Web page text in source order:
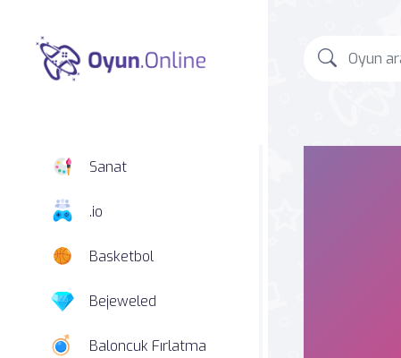
Sanat
.io
Basketbol
Bejeweled
Baloncuk Fırlatma